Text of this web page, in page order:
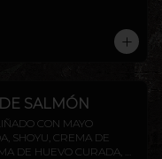
SALMÓN
CON MAYO
SHOYU, CREMA DE
DE HUEVO CURADA,